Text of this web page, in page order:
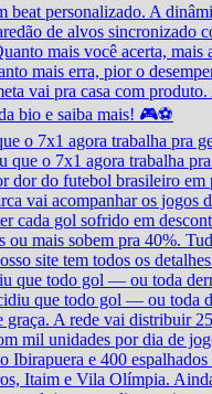
o 7x1 agora trabalha pra
que todo gol — ou toda